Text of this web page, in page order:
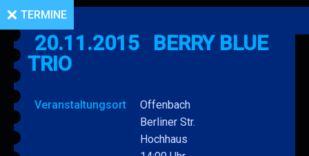
TERMINE
20.11.2015
BERRY BLUE
TRIO
Veranstaltungsort
Offenbach
Berliner Str.
Hochhaus